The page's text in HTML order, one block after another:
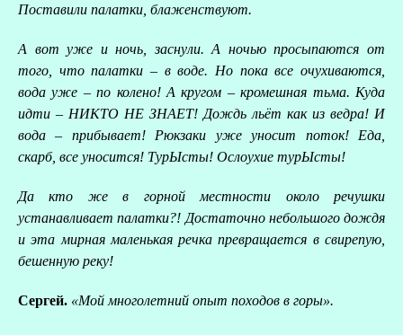
Поставили палатки, блаженствуют.
А вот уже и ночь, заснули. А ночью просыпаются от
того, что палатки – в воде. Но пока все очухиваются,
вода уже – по колено! А кругом – кромешная тьма. Куда
идти – НИКТО НЕ ЗНАЕТ! Дождь льёт как из ведра! И
вода – прибывает! Рюкзаки уже уносит поток! Еда,
скарб, все уносится! ТурЫсты! Ослоухие турЫсты!
Да кто же в горной местности около речушки
устанавливает палатки?! Достаточно небольшого дождя
и эта мирная маленькая речка превращается в свирепую,
бешенную реку!
Сергей. «Мой многолетний опыт походов в горы».